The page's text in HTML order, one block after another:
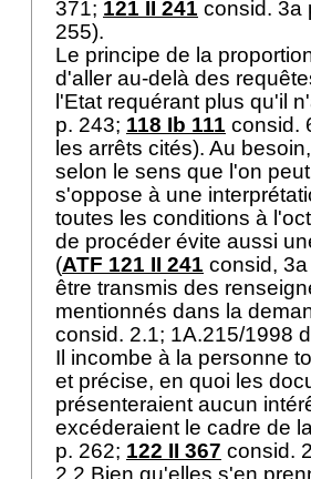
371; 121 II 241 consid. 3a
255).
Le principe de la
d'aller au-delà des
l'Etat requérant plus qu'il
p. 243; 118 Ib 111 consid.
les arrêts cités). Au
selon le sens que l'on
s'oppose à une
toutes les conditions à
de procéder évite aussi
(ATF 121 II 241 consid,
être transmis des
mentionnés dans la
consid. 2.1; 1A.215/1998
Il incombe à la personne
et précise, en quoi les
présenteraient aucun
excéderaient le cadre de
p. 262; 122 II 367 consid.
2.2 Bien qu'elles s'en